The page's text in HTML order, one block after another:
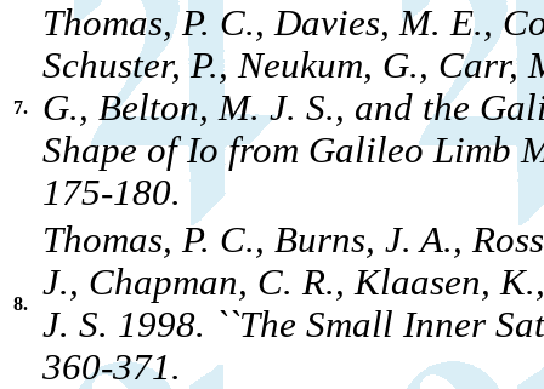
7.
Thomas, P. C., Davies, M. E.,
Schuster, P., Neukum, G.,
G., Belton, M. J. S., and the
Shape of Io from Galileo Limb
175-180.
8.
Thomas, P. C., Burns, J. A.,
J., Chapman, C. R., Klaasen,
J. S. 1998. ``The Small Inner
360-371.